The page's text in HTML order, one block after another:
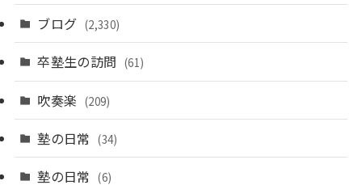
ブログ (2,330)
卒塾生の訪問 (61)
吹奏楽 (209)
塾の日常 (34)
塾の日常 (6)